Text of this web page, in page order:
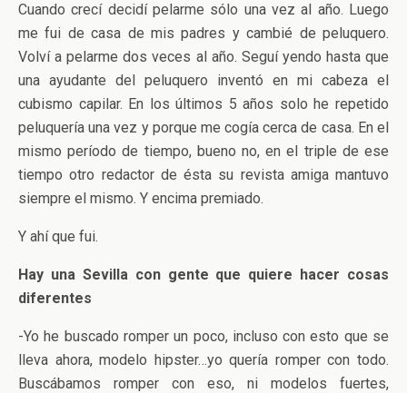
Cuando crecí decidí pelarme sólo una vez al año. Luego
me fui de casa de mis padres y cambié de peluquero.
Volví a pelarme dos veces al año. Seguí yendo hasta que
una ayudante del peluquero inventó en mi cabeza el
cubismo capilar. En los últimos 5 años solo he repetido
peluquería una vez y porque me cogía cerca de casa. En el
mismo período de tiempo, bueno no, en el triple de ese
tiempo otro redactor de ésta su revista amiga mantuvo
siempre el mismo. Y encima premiado.
Y ahí que fui.
Hay una Sevilla con gente que quiere hacer cosas
diferentes
-Yo he buscado romper un poco, incluso con esto que se
lleva ahora, modelo hipster…yo quería romper con todo.
Buscábamos romper con eso, ni modelos fuertes,